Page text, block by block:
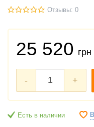
Отзывы: 0
25 520 грн
- +
Есть в наличии